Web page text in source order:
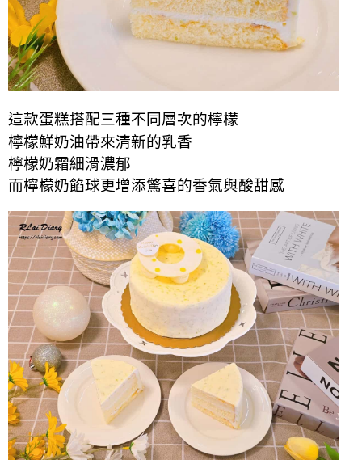
這款蛋糕搭配三種不同層次的檸檬
檸檬鮮奶油帶來清新的乳香
檸檬奶霜細滑濃郁
而檸檬奶餡球更增添驚喜的香氣與酸甜感